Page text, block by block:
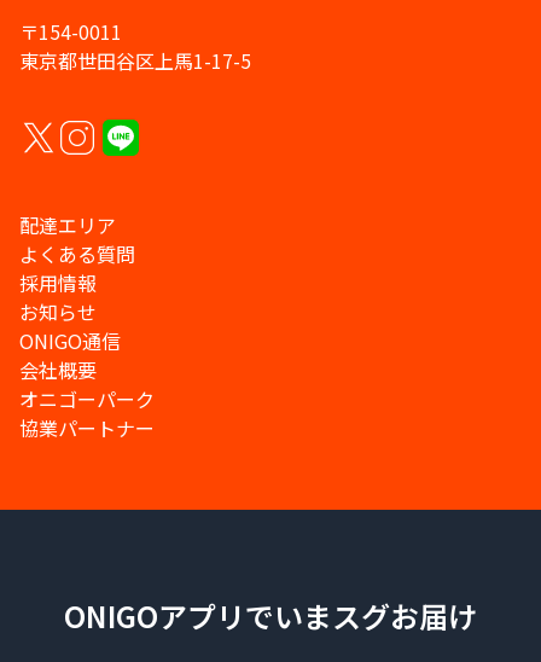
〒154-0011
東京都世田谷区上馬1-17-5
配達エリア
よくある質問
採用情報
お知らせ
ONIGO通信
会社概要
オニゴーパーク
協業パートナー
ONIGOアプリでいまスグお届け